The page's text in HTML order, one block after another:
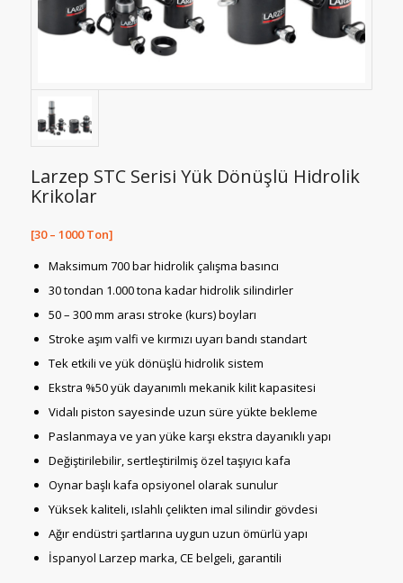
Larzep STC Serisi Yük Dönüşlü Hidrolik
Krikolar
[30 – 1000 Ton]
Maksimum 700 bar hidrolik çalışma basıncı
30 tondan 1.000 tona kadar hidrolik silindirler
50 – 300 mm arası stroke (kurs) boyları
Stroke aşım valfi ve kırmızı uyarı bandı standart
Tek etkili ve yük dönüşlü hidrolik sistem
Ekstra %50 yük dayanımlı mekanik kilit kapasitesi
Vidalı piston sayesinde uzun süre yükte bekleme
Paslanmaya ve yan yüke karşı ekstra dayanıklı yapı
Değiştirilebilir, sertleştirilmiş özel taşıyıcı kafa
Oynar başlı kafa opsiyonel olarak sunulur
Yüksek kaliteli, ıslahlı çelikten imal silindir gövdesi
Ağır endüstri şartlarına uygun uzun ömürlü yapı
İspanyol Larzep marka, CE belgeli, garantili